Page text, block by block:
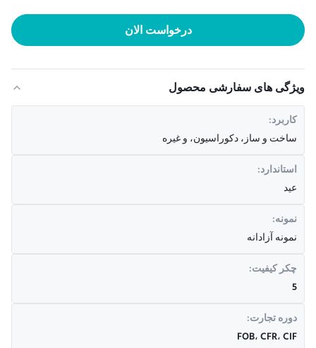
درخواست الان
ویژگی های سفارشی محصول
کاربرد:
ساخت و ساز، دکوراسیون، و غیره
استاندارد:
عید
نمونه:
نمونه آزادانه
چکر کیفیت:
5
دوره تجارت:
FOB، CFR، CIF